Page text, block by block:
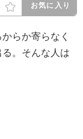
お気に入り
らか寄らなく
。そんな人は